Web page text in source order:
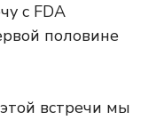
с FDA
половине
встречи мы